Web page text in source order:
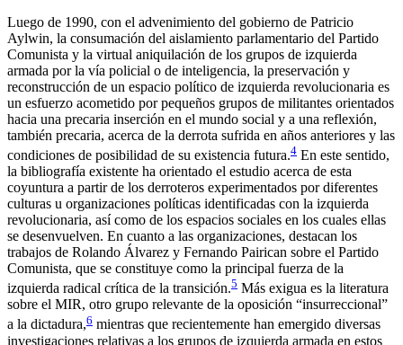
Luego de 1990, con el advenimiento del gobierno de Patricio
Aylwin, la consumación del aislamiento parlamentario del Partido
Comunista y la virtual aniquilación de los grupos de izquierda
armada por la vía policial o de inteligencia, la preservación y
reconstrucción de un espacio político de izquierda revolucionaria es
un esfuerzo acometido por pequeños grupos de militantes orientados
hacia una precaria inserción en el mundo social y a una reflexión,
también precaria, acerca de la derrota sufrida en años anteriores y las
condiciones de posibilidad de su existencia futura.4 En este sentido,
la bibliografía existente ha orientado el estudio acerca de esta
coyuntura a partir de los derroteros experimentados por diferentes
culturas u organizaciones políticas identificadas con la izquierda
revolucionaria, así como de los espacios sociales en los cuales ellas
se desenvuelven. En cuanto a las organizaciones, destacan los
trabajos de Rolando Álvarez y Fernando Pairican sobre el Partido
Comunista, que se constituye como la principal fuerza de la
izquierda radical crítica de la transición.5 Más exigua es la literatura
sobre el MIR, otro grupo relevante de la oposición “insurreccional”
a la dictadura,6 mientras que recientemente han emergido diversas
investigaciones relativas a los grupos de izquierda armada en estos